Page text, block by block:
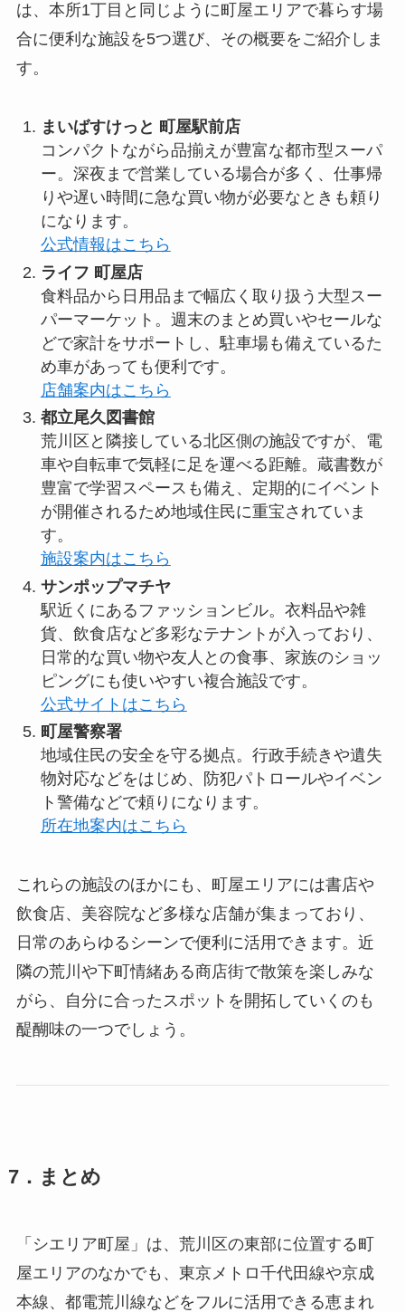
は、本所1丁目と同じように町屋エリアで暮らす場
合に便利な施設を5つ選び、その概要をご紹介しま
す。
まいばすけっと 町屋駅前店
コンパクトながら品揃えが豊富な都市型スーパ
ー。深夜まで営業している場合が多く、仕事帰
りや遅い時間に急な買い物が必要なときも頼り
になります。
公式情報はこちら
ライフ 町屋店
食料品から日用品まで幅広く取り扱う大型スー
パーマーケット。週末のまとめ買いやセールな
どで家計をサポートし、駐車場も備えているた
め車があっても便利です。
店舗案内はこちら
都立尾久図書館
荒川区と隣接している北区側の施設ですが、電
車や自転車で気軽に足を運べる距離。蔵書数が
豊富で学習スペースも備え、定期的にイベント
が開催されるため地域住民に重宝されていま
す。
施設案内はこちら
サンポップマチヤ
駅近くにあるファッションビル。衣料品や雑
貨、飲食店など多彩なテナントが入っており、
日常的な買い物や友人との食事、家族のショッ
ピングにも使いやすい複合施設です。
公式サイトはこちら
町屋警察署
地域住民の安全を守る拠点。行政手続きや遺失
物対応などをはじめ、防犯パトロールやイベン
ト警備などで頼りになります。
所在地案内はこちら
これらの施設のほかにも、町屋エリアには書店や
飲食店、美容院など多様な店舗が集まっており、
日常のあらゆるシーンで便利に活用できます。近
隣の荒川や下町情緒ある商店街で散策を楽しみな
がら、自分に合ったスポットを開拓していくのも
醍醐味の一つでしょう。
7．まとめ
「シエリア町屋」は、荒川区の東部に位置する町
屋エリアのなかでも、東京メトロ千代田線や京成
本線、都電荒川線などをフルに活用できる恵まれ